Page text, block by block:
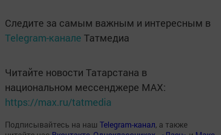
Следите за самым важным и интересным в
Telegram-канале Татмедиа
Читайте новости Татарстана в
национальном мессенджере MАХ:
https://max.ru/tatmedia
Подписывайтесь на наш Telegram-канал, а также